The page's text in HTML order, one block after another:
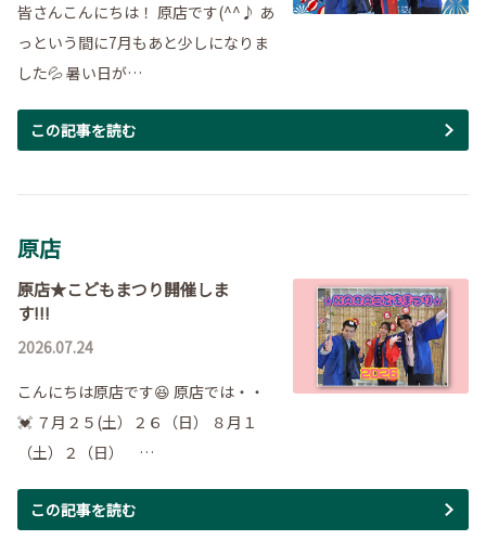
皆さんこんにちは！ 原店です(^^♪ あ
っという間に7月もあと少しになりま
した💦 暑い日が…
この記事を読む
原店
原店★こどもまつり開催しま
す!!!
2026.07.24
こんにちは原店です😆 原店では・・
💓 ７月２５(土）２６（日） ８月１
（土）２（日） …
この記事を読む